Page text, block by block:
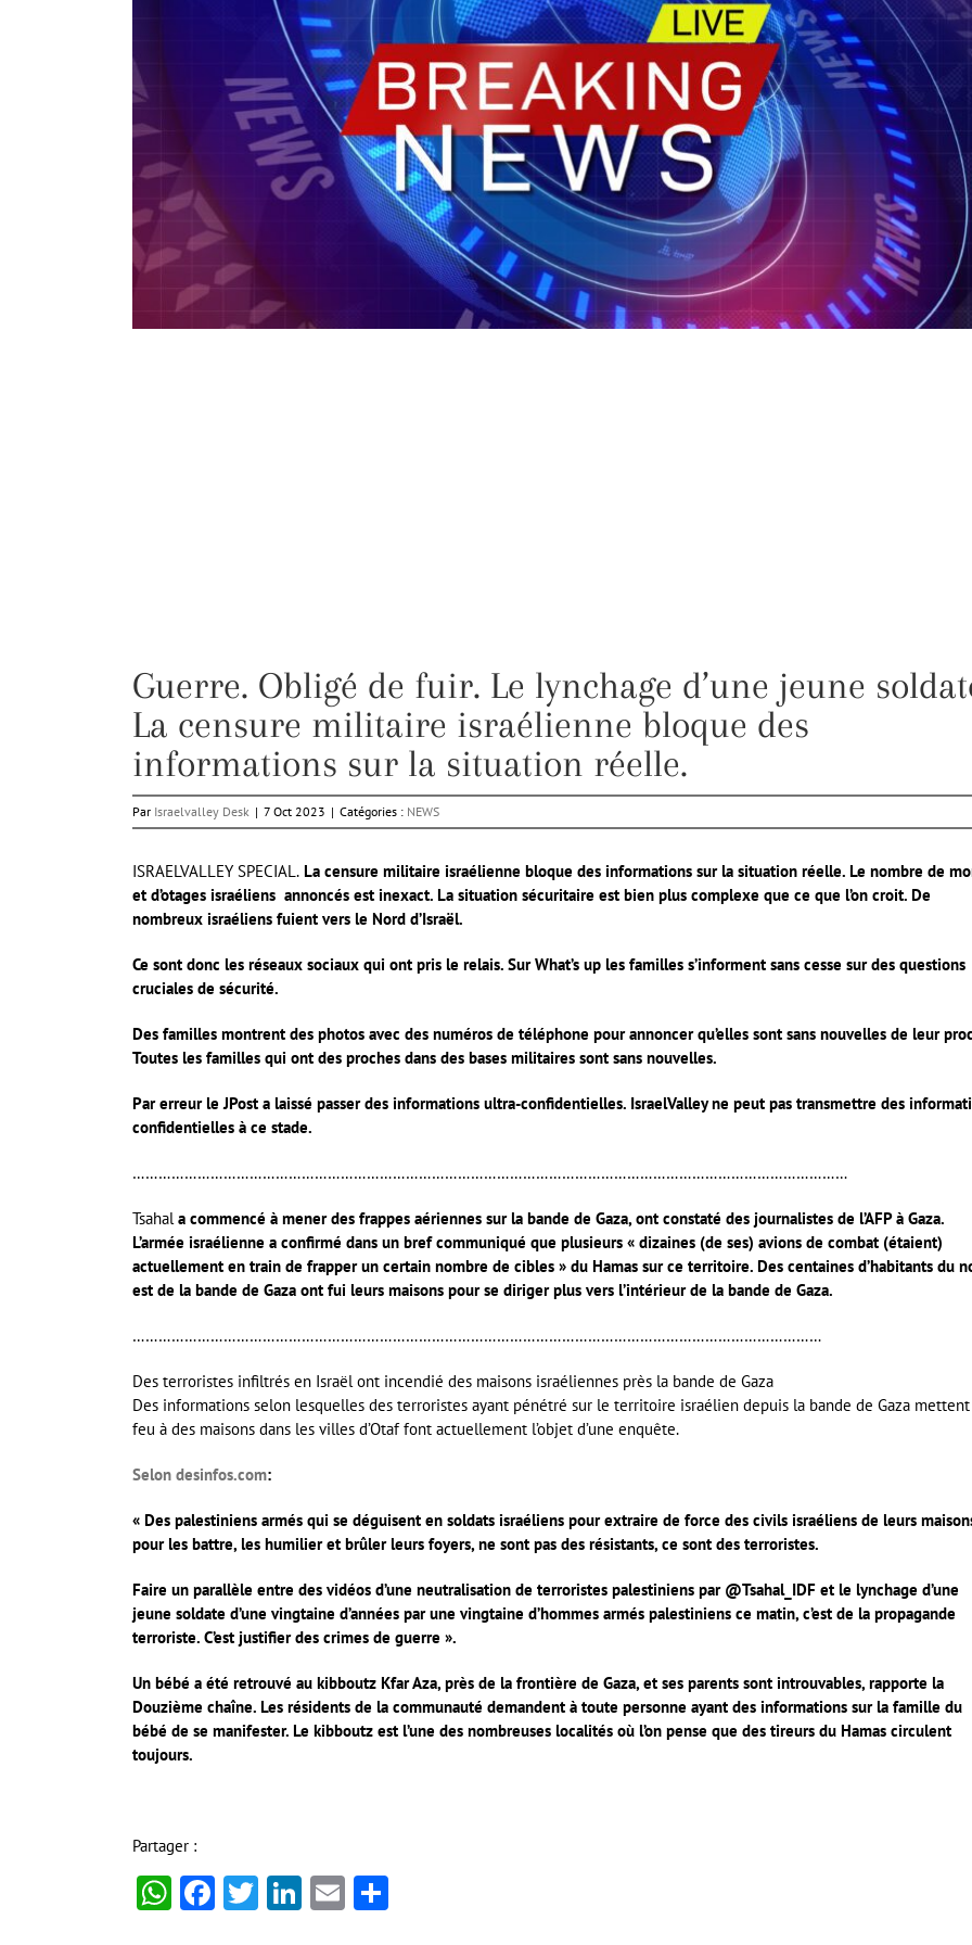
Guerre. Obligé de fuir. Le lynchage d’une jeune
La censure militaire israélienne bloque des
informations sur la situation réelle.
Par Israelvalley Desk | 7 Oct 2023 | Catégories : NEWS
ISRAELVALLEY SPECIAL. La censure militaire israélienne bloque des informations sur la situation réelle. Le nombre de
et d’otages israéliens annoncés est inexact. La situation sécuritaire est bien plus complexe que ce que l’on croit. De
nombreux israéliens fuient vers le Nord d’Israël.
Ce sont donc les réseaux sociaux qui ont pris le relais. Sur What’s up les familles s’informent sans cesse sur des questions
cruciales de sécurité.
Des familles montrent des photos avec des numéros de téléphone pour annoncer qu’elles sont sans nouvelles de leur
Toutes les familles qui ont des proches dans des bases militaires sont sans nouvelles.
Par erreur le JPost a laissé passer des informations ultra-confidentielles. IsraelValley ne peut pas transmettre des
confidentielles à ce stade.
…………………………………………………………………………………………………………………………………………………
Tsahal a commencé à mener des frappes aériennes sur la bande de Gaza, ont constaté des journalistes de l’AFP à Gaza.
L’armée israélienne a confirmé dans un bref communiqué que plusieurs « dizaines (de ses) avions de combat (étaient)
actuellement en train de frapper un certain nombre de cibles » du Hamas sur ce territoire. Des centaines d’habitants du
est de la bande de Gaza ont fui leurs maisons pour se diriger plus vers l’intérieur de la bande de Gaza.
……………………………………………………………………………………………………………………………………………
Des terroristes infiltrés en Israël ont incendié des maisons israéliennes près la bande de Gaza
Des informations selon lesquelles des terroristes ayant pénétré sur le territoire israélien depuis la bande de Gaza
feu à des maisons dans les villes d’Otaf font actuellement l’objet d’une enquête.
Selon desinfos.com:
« Des palestiniens armés qui se déguisent en soldats israéliens pour extraire de force des civils israéliens de leurs
pour les battre, les humilier et brûler leurs foyers, ne sont pas des résistants, ce sont des terroristes.
Faire un parallèle entre des vidéos d’une neutralisation de terroristes palestiniens par @Tsahal_IDF et le lynchage d’une
jeune soldate d’une vingtaine d’années par une vingtaine d’hommes armés palestiniens ce matin, c’est de la propagande
terroriste. C’est justifier des crimes de guerre ».
Un bébé a été retrouvé au kibboutz Kfar Aza, près de la frontière de Gaza, et ses parents sont introuvables, rapporte la
Douzième chaîne. Les résidents de la communauté demandent à toute personne ayant des informations sur la famille du
bébé de se manifester. Le kibboutz est l’une des nombreuses localités où l’on pense que des tireurs du Hamas circulent
toujours.
Partager :
WhatsApp
Facebook
Twitter
LinkedIn
Email